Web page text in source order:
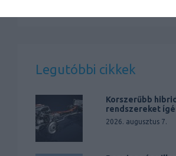
Legutóbbi cikkek
Korszerűbb hibrid
rendszereket
2026. augusztus 7.